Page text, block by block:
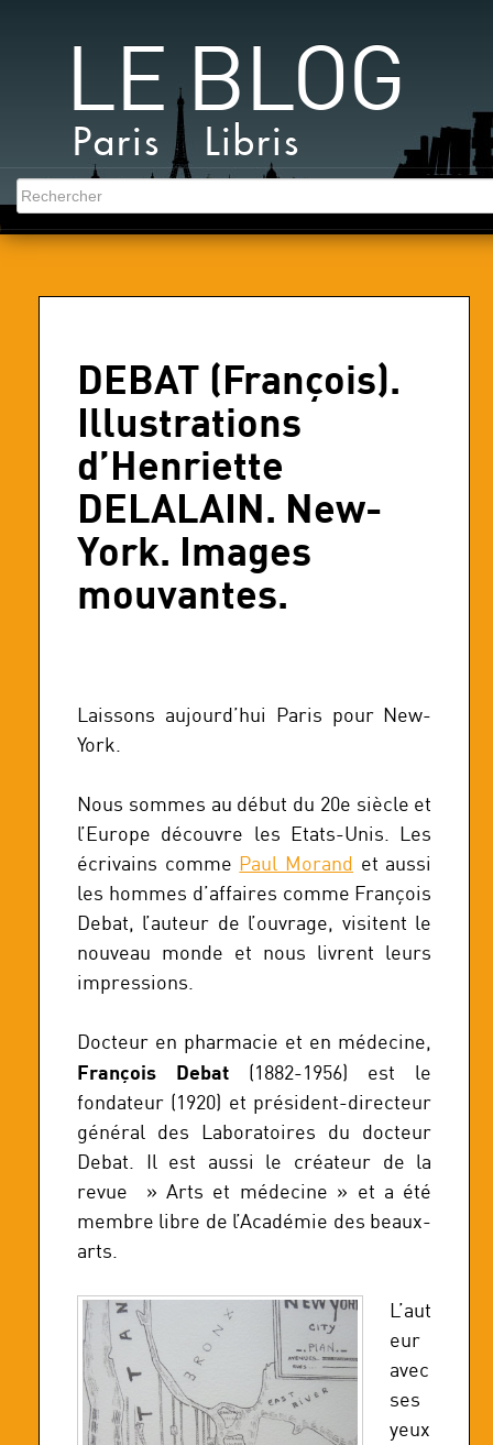
LE BLOG
Paris Libris
DEBAT (François).
Illustrations
d’Henriette
DELALAIN. New-
York. Images
mouvantes.
Laissons aujourd’hui Paris pour New-
York.
Nous sommes au début du 20e siècle et
l’Europe découvre les Etats-Unis. Les
écrivains comme Paul Morand et aussi
les hommes d’affaires comme François
Debat, l’auteur de l’ouvrage, visitent le
nouveau monde et nous livrent leurs
impressions.
Docteur en pharmacie et en médecine,
François Debat (1882-1956) est le
fondateur (1920) et président-directeur
général des Laboratoires du docteur
Debat. Il est aussi le créateur de la
revue » Arts et médecine » et a été
membre libre de l’Académie des beaux-
arts.
L’aut
eur
avec
ses
yeux